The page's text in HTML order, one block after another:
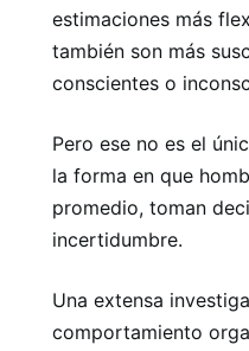
estimaciones más
también son más
conscientes o
Pero ese no es el
la forma en que
promedio, toman
incertidumbre.
Una extensa
comportamiento